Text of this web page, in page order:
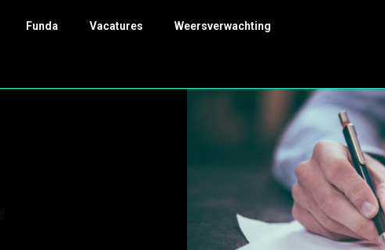
Funda Vacatures Weersverwachting